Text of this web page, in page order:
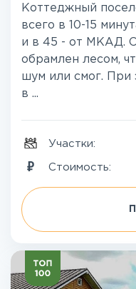
Коттеджный
всего в 10-15
и в 45 - от МКАД. С
обрамлен лесом,
шум или смог. При
в ...
Участки:
Стоимость: